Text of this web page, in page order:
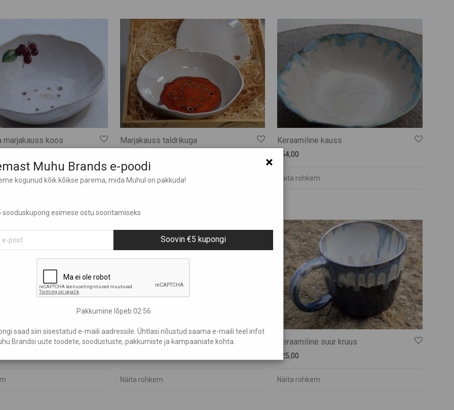
marjakauss koos
Marjakauss taldrikuga
Näita rohkem
Keraamiline kauss
54,00
Näita rohkem
Keraamiline suur kruus
Näita rohkem
Keraamiline suur kruus
25,00
Näita rohkem
×
Muhu Brands e-poodi
kogunud kõik kõikse parema, mida Muhul on pakkuda!
sooduskupong esimese ostu sooritamiseks
Soovin €5 kupongi
Pakkumine lõpeb 02:54
saad siin sisestatud e-maili aadressile. Ühtlasi nõustud saama e-maili teel infot
Brandsi uute toodete, soodustuste, pakkumiste ja kampaaniate kohta.